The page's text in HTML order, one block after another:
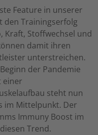
Feature in unserer
den Trainingserfolg
Kraft, Stoffwechsel und
damit ihren
unterstreichen.
der Pandemie
einer
steht nun
im Mittelpunkt. Der
Immuny Boost im
Trend.